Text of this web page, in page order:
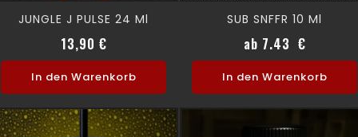
JUNGLE J PULSE 24 Ml
13,90 €Preis
In den Warenkorb
SUB SNFFR 10 Ml
ab 7.43 €Preis
In den Warenkorb